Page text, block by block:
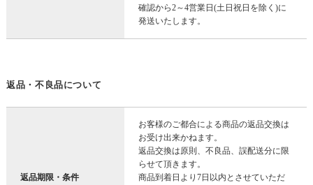
確認から2～4営業日(土日祝日を除く)に
発送いたします。
返品・不良品について
返品期限・条件
お客様のご都合による商品の返品交換は
お受け出来かねます。
返品交換は原則、不良品、誤配送分に限
らせて頂きます。
商品到着日より7日以内とさせていただ